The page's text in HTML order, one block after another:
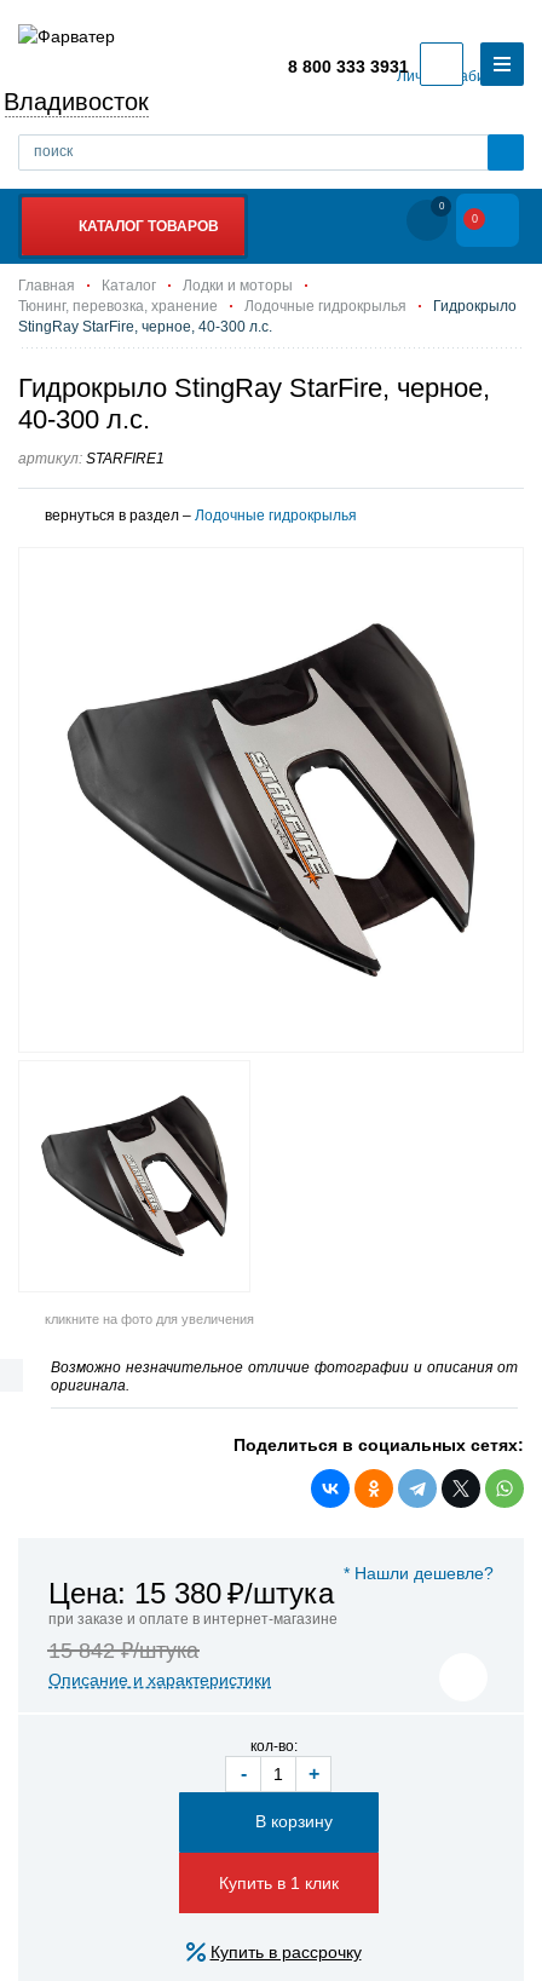
Личный кабинет
Владивосток
8 800 333 3931
КАТАЛОГ ТОВАРОВ
0
0
Главная Каталог
Лодки и моторы
Тюнинг, перевозка, хранение
Лодочные гидрокрылья
Гидрокрыло
StingRay StarFire, черное, 40-300 л.с.
Гидрокрыло StingRay StarFire, черное,
40-300 л.с.
артикул: STARFIRE1
вернуться в раздел – Лодочные гидрокрылья
кликните на фото для увеличения
Возможно незначительное отличие фотографии и описания от
оригинала.
Поделиться в социальных сетях:
* Нашли дешевле?
Цена: 15 380₽/штука
при заказе и оплате в интернет-магазине
15 842 ₽/штука
Описание и характеристики
кол-во:
- +
Купить в 1 клик
Купить в рассрочку